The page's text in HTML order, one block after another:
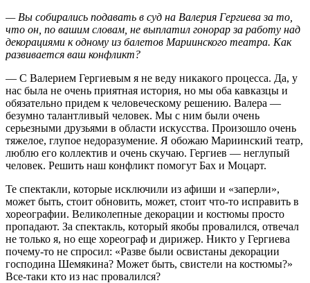
— Вы собирались подавать в суд на Валерия Гергиева за то,
что он, по вашим словам, не выплатил гонорар за работу над
декорациями к одному из балетов Мариинского театра. Как
развивается ваш конфликт?
— С Валерием Гергиевым я не веду никакого процесса. Да, у
нас была не очень приятная история, но мы оба кавказцы и
обязательно придем к человеческому решению. Валера —
безумно талантливый человек. Мы с ним были очень
серьезными друзьями в области искусства. Произошло очень
тяжелое, глупое недоразумение. Я обожаю Мариинский театр,
люблю его коллектив и очень скучаю. Гергиев — неглупый
человек. Решить наш конфликт помогут Бах и Моцарт.
Те спектакли, которые исключили из афиши и «заперли»,
может быть, стоит обновить, может, стоит что-то исправить в
хореографии. Великолепные декорации и костюмы просто
пропадают. За спектакль, который якобы провалился, отвечал
не только я, но еще хореограф и дирижер. Никто у Гергиева
почему-то не спросил: «Разве были освистаны декорации
господина Шемякина? Может быть, свистели на костюмы?»
Все-таки кто из нас провалился?